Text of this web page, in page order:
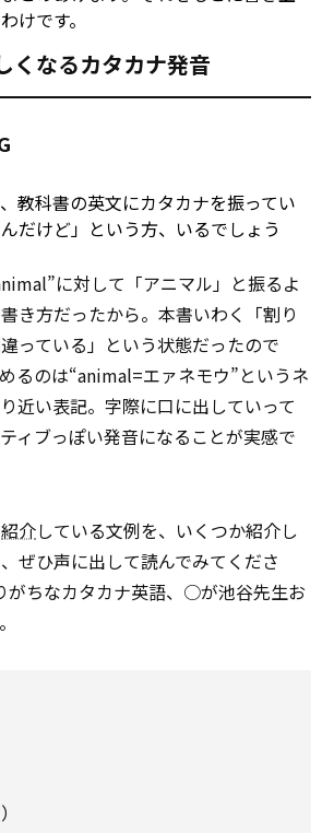
けです。
くなるカタカナ発音
教科書の英文にカタカナを振ってい
だけど」という方、いるでしょう
に対して「アニマル」と振るよ
き方だったから。本書いわく「割り
っている」という状態だったので
るのは“animal=エァネモウ”というネ
近い表記。字際に口に出していって
ィブっぽい発音になることが実感で
紹介している文例を、いくつか紹介し
ぜひ声に出して読んでみてくださ
がちなカタカナ英語、○が池谷先生お